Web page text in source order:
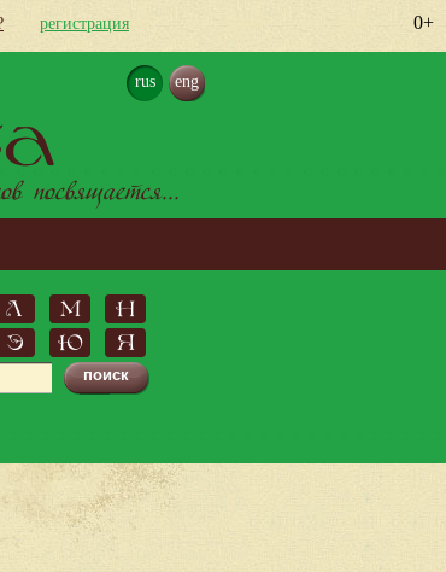
0+
регистрация
rus eng
посвящается...
Л М
Н
Э Ю Я